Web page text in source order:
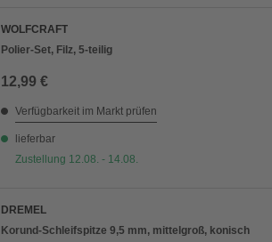
WOLFCRAFT
Polier-Set, Filz, 5-teilig
12,99 €
Verfügbarkeit im Markt prüfen
lieferbar
Zustellung 12.08. - 14.08.
DREMEL
Korund-Schleifspitze 9,5 mm, mittelgroß, konisch